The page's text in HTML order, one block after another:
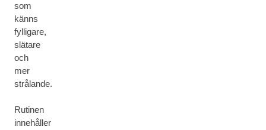
som
känns
fylligare,
slätare
och
mer
strålande.
Rutinen
innehåller